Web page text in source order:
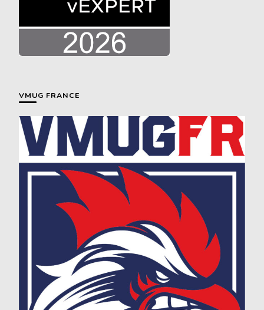
VMUG FRANCE